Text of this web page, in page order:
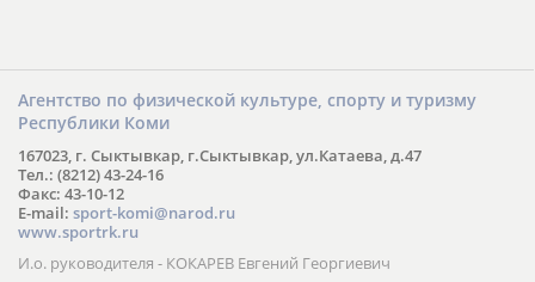
Агентство по физической культуре, спорту и туризму
Республики Коми
167023, г. Сыктывкар, г.Сыктывкар, ул.Катаева, д.47
Тел.: (8212) 43-24-16
Факс: 43-10-12
E-mail: sport-komi@narod.ru
www.sportrk.ru
И.о. руководителя - КОКАРЕВ Евгений Георгиевич